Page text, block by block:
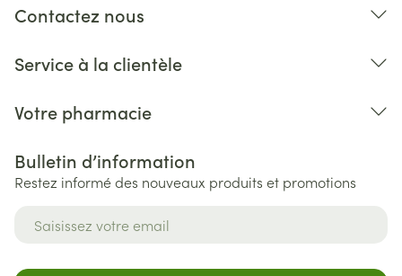
Contactez nous
Service à la clientèle
Votre pharmacie
Bulletin d’information
Restez informé des nouveaux produits et promotions